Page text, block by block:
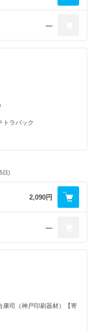
の業務展開と重要キーワー
月17日は「お茶漬けの日」
決への長いー
◎ キユーピー
刷
三氏（いちはら）【寄
絡会
―
トラパック
◎ ピエトロ
日)
2,090円
―
司（神戸印刷器材）【寄